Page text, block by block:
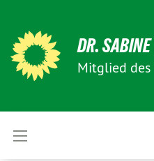
DR.
Mitglied des